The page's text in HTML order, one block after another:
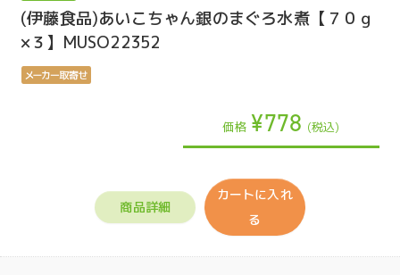
(伊藤食品)あいこちゃん銀のまぐろ水煮【７０ｇ
×３】MUSO22352
価格 ¥778 (税込)
商品詳細
カートに入れ
る